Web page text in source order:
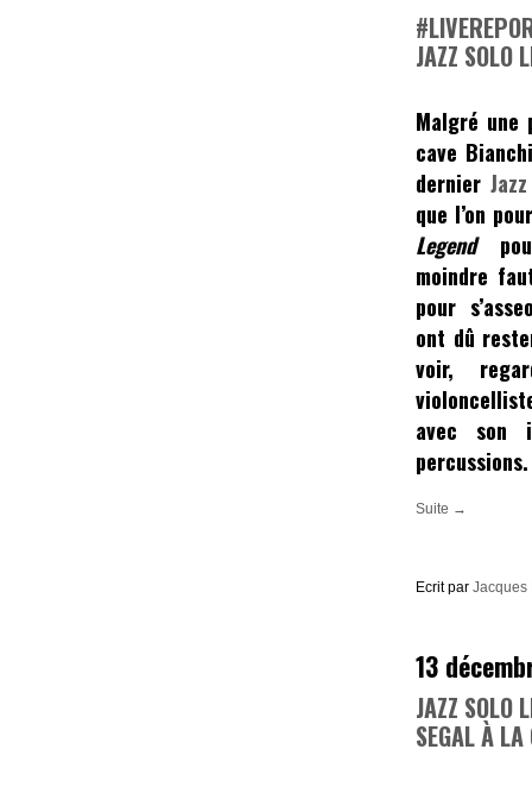
JAZZ SOLO
Malgré
cave
dernier
que l’on
Legend
moindre
pour
ont dû
voir,
avec son
percussions.
Suite →
Ecrit par Jacques
13
JAZZ SOLO
SEGAL À